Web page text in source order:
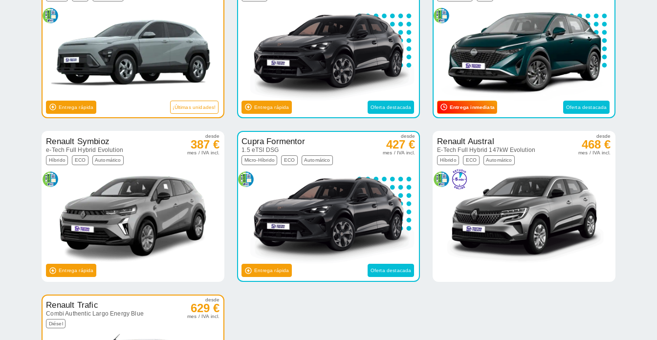
Entrega rápida ¡Últimas unidades! Entrega rápida Oferta destacada Entrega inmediata Oferta destacada
Renault Symbioz
e-Tech Full Hybrid Evolution
Híbrido ECO Automático
desde
387 €
mes / IVA incl.
Entrega rápida
Cupra Formentor
1.5 eTSI DSG
Micro-Híbrido ECO Automático
desde
427 €
mes / IVA incl.
Entrega rápida Oferta destacada
Renault Austral
E-Tech Full Hybrid 147kW Evolution
Híbrido ECO Automático
desde
468 €
mes / IVA incl.
Renault Trafic
Combi Authentic Largo Energy Blue
Diésel
desde
629 €
mes / IVA incl.